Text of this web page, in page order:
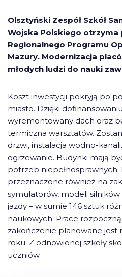
Olsztyński Zespół Szkół
Wojska Polskiego otrzyma
Regionalnego Programu
Mazury. Modernizacja
młodych ludzi do nauki
Koszt inwestycji pokryją po
miasto. Dzięki
wyremontowany dach oraz
termiczna warsztatów.
drzwi, instalacja wodno-
ogrzewanie. Budynki mają
potrzeb niepełnosprawnych.
przeznaczone również na
symulatorów, modeli
jazdy – w sumie 146 sztuk
naukowych. Prace
zakończenie planowane jest
roku. Z odnowionej szkoły
uczniów.